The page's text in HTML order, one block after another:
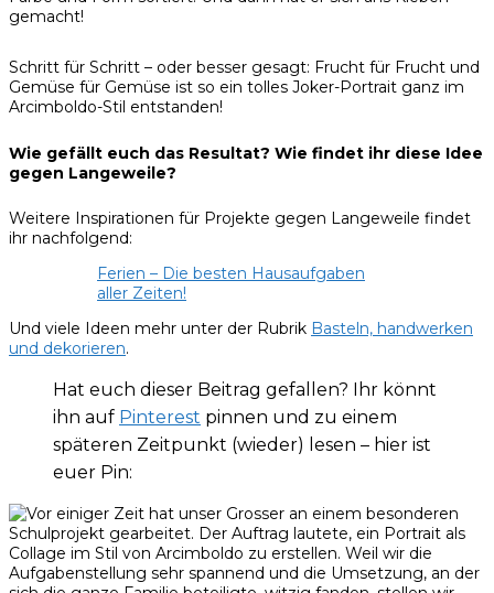
gemacht!
Schritt für Schritt – oder besser gesagt: Frucht für Frucht und
Gemüse für Gemüse ist so ein tolles Joker-Portrait ganz im
Arcimboldo-Stil entstanden!
Wie gefällt euch das Resultat? Wie findet ihr diese Idee
gegen Langeweile?
Weitere Inspirationen für Projekte gegen Langeweile findet
ihr nachfolgend:
Ferien – Die besten Hausaufgaben
aller Zeiten!
Und viele Ideen mehr unter der Rubrik Basteln, handwerken
und dekorieren.
Hat euch dieser Beitrag gefallen? Ihr könnt
ihn auf Pinterest pinnen und zu einem
späteren Zeitpunkt (wieder) lesen – hier ist
euer Pin: